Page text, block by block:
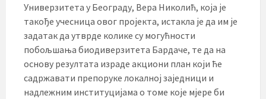
Универзитета у Београду, Вера Николић, која је
такође учесница овог пројекта, истакла је да им је
задатак да утврде колике су могућности
побољшања биодиверзитета Бардаче, те да на
основу резултата израде акциони план који ће
садржавати препоруке локалној заједници и
надлежним институцијама о томе које мјере би